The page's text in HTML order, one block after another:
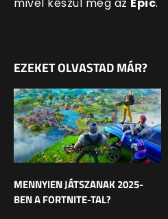
mivel készül még az Epic.
EZEKET OLVASTAD MÁR?
MENNYIEN JÁTSZANAK 2025-
BEN A FORTNITE-TAL?